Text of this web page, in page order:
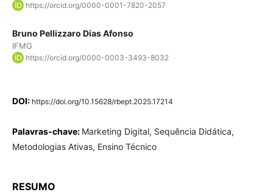
https://orcid.org/0000-0001-7820-2057
Bruno Pellizzaro Dias Afonso
IFMG
https://orcid.org/0000-0003-3493-8032
DOI: https://doi.org/10.15628/rbept.2025.17214
Palavras-chave: Marketing Digital, Sequência Didática,
Metodologias Ativas, Ensino Técnico
RESUMO